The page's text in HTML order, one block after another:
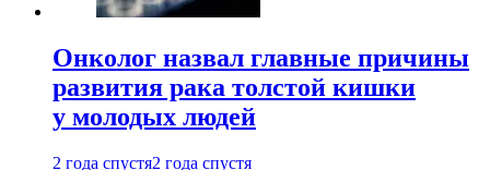
Онколог назвал главные причины
развития рака толстой кишки
у молодых людей
2 года спустя2 года спустя